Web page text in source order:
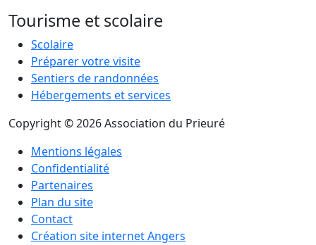
Tourisme et scolaire
Scolaire
Préparer votre visite
Sentiers de randonnées
Hébergements et services
Copyright © 2026 Association du Prieuré
Mentions légales
Confidentialité
Partenaires
Plan du site
Contact
Création site internet Angers